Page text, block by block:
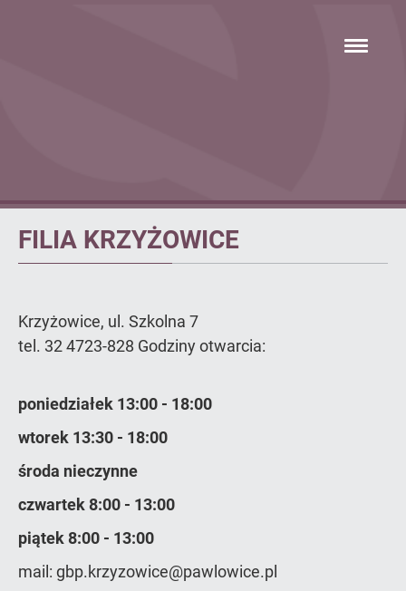
Krzyżowice
FILIA KRZYŻOWICE
Krzyżowice, ul. Szkolna 7
tel. 32 4723-828 Godziny otwarcia:
poniedziałek 13:00 - 18:00
wtorek 13:30 - 18:00
środa nieczynne
czwartek 8:00 - 13:00
piątek 8:00 - 13:00
mail: gbp.krzyzowice@pawlowice.pl